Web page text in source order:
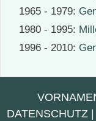
1965 - 1979:
1980 - 1995:
1996 - 2010:
DATENSCHUTZ